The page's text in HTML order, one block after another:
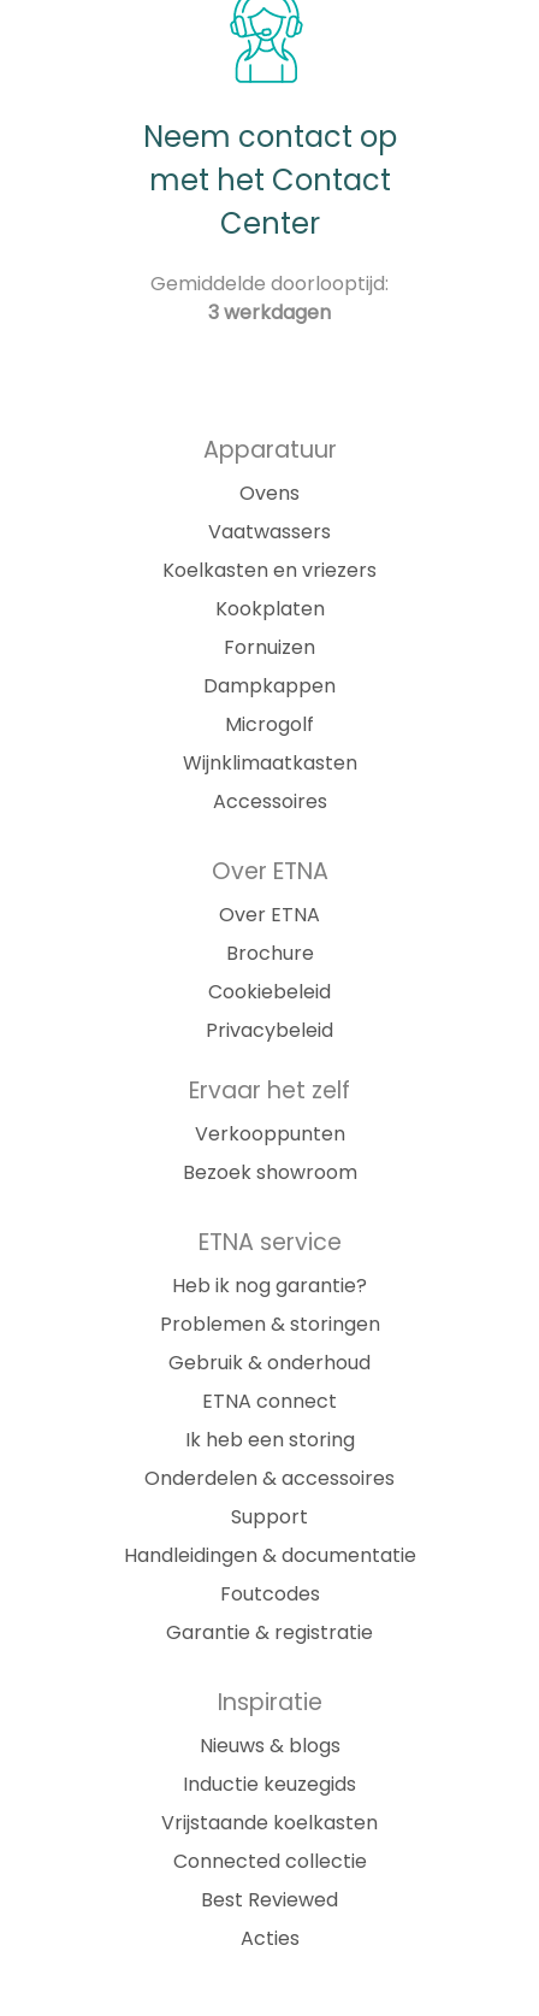
Neem contact op
met het Contact
Center
Gemiddelde doorlooptijd:
3 werkdagen
Apparatuur
Ovens
Vaatwassers
Koelkasten en vriezers
Kookplaten
Fornuizen
Dampkappen
Microgolf
Wijnklimaatkasten
Accessoires
Over ETNA
Over ETNA
Brochure
Cookiebeleid
Privacybeleid
Ervaar het zelf
Verkooppunten
Bezoek showroom
ETNA service
Heb ik nog garantie?
Problemen & storingen
Gebruik & onderhoud
ETNA connect
Ik heb een storing
Onderdelen & accessoires
Support
Handleidingen & documentatie
Foutcodes
Garantie & registratie
Inspiratie
Nieuws & blogs
Inductie keuzegids
Vrijstaande koelkasten
Connected collectie
Best Reviewed
Acties